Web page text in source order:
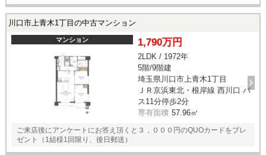
川口市上青木1丁目の中古マンション
マンション 1,790万円
2LDK / 1972年
5階/9階建
埼玉県川口市上青木1丁目
ＪＲ京浜東北・根岸線 西川口 バ
ス11分停歩2分
専有面積 57.96㎡
ご来店後にアンケートにお答え頂くと３，０００円のQUOカードをプレ
ゼント（1組様1回限り、後日郵送）